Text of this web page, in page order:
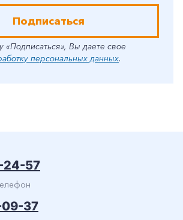
Подписаться
«Подписаться», Вы даете свое
персональных данных.
24-57
37